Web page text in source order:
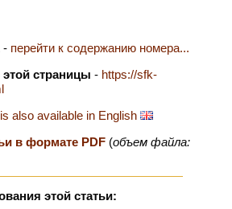
- перейти к содержанию номера...
страницы - https://sfk-
also available in English
в формате PDF (объем файла:
этой статьи: